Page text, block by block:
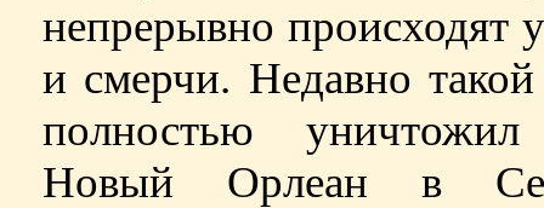
непрерывно происходят
и смерчи. Недавно такой
полностью
Новый Орлеан в